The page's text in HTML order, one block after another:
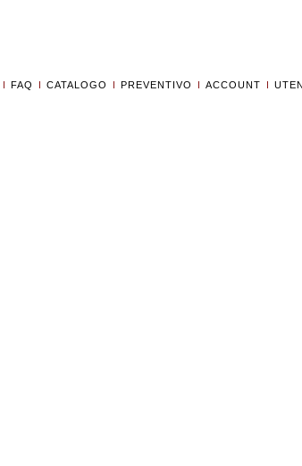
FAQ CATALOGO PREVENTIVO ACCOUNT